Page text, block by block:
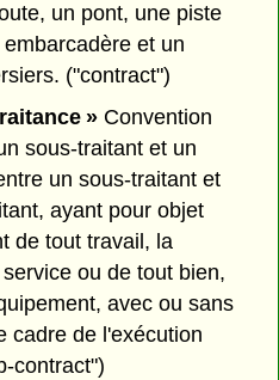
un pont, une piste
et un
("contract")
»Convention
sous-traitant et un
un sous-traitant et
ayant pour objet
de tout travail, la
ou de tout bien,
avec ou sans
cadre de l'exécution
contract")